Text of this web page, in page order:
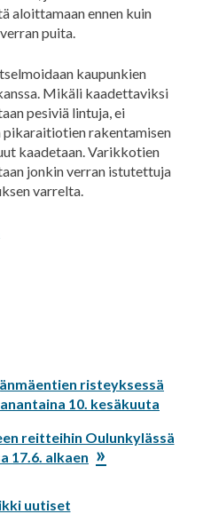
aloittamaan ennen kuin
puita.
kaupunkien
Mikäli kaadettaviksi
pesiviä lintuja, ei
pikaraitiotien rakentamisen
kaadetaan. Varikkotien
jonkin verran istutettuja
varrelta.
risteyksessä
10. kesäkuuta
reitteihin Oulunkylässä
17.6. alkaen
uutiset